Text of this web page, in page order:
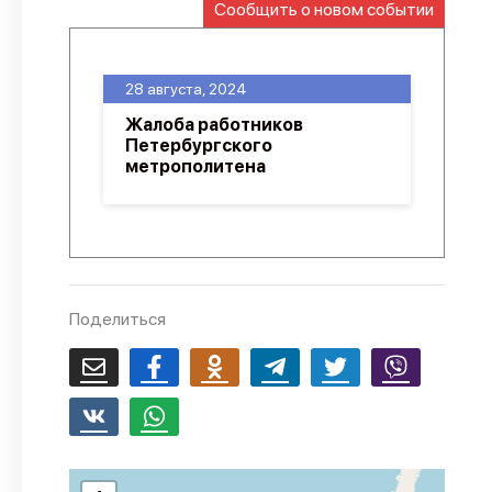
О проекте
Сообщить о новом событии
28 августа, 2024
Жалоба работников
Петербургского
метрополитена
Поделиться